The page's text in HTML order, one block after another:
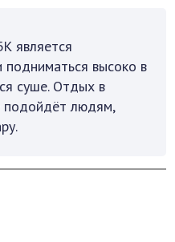
является
подниматься высоко в
суше. Отдых в
подойдёт людям,